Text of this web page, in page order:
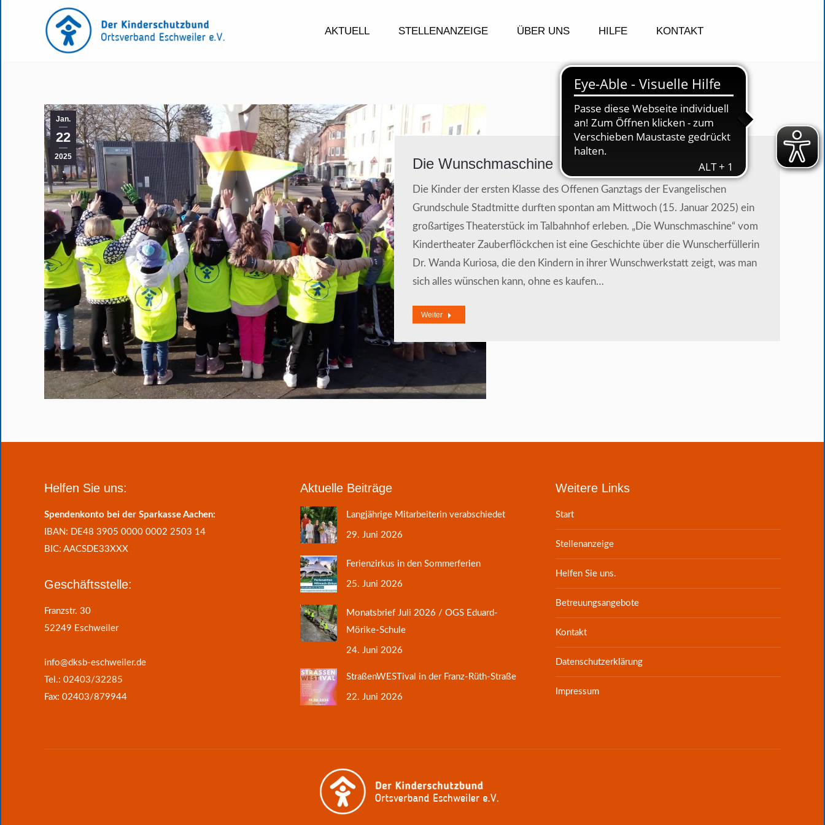
AKTUELL STELLENANZEIGE ÜBER UNS HILFE KONTAKT
Jan.
22
2025 Die Wunschmaschine
Die Kinder der ersten Klasse des Offenen Ganztags der Evangelischen
Grundschule Stadtmitte durften spontan am Mittwoch (15. Januar 2025) ein
großartiges Theaterstück im Talbahnhof erleben. „Die Wunschmaschine“ vom
Kindertheater Zauberflöckchen ist eine Geschichte über die Wunscherfüllerin
Dr. Wanda Kuriosa, die den Kindern in ihrer Wunschwerkstatt zeigt, was man
sich alles wünschen kann, ohne es kaufen…
Weiter
Helfen Sie uns:
Spendenkonto bei der Sparkasse Aachen:
IBAN: DE48 3905 0000 0002 2503 14
BIC: AACSDE33XXX
Geschäftsstelle:
Franzstr. 30
52249 Eschweiler
info@dksb-eschweiler.de
Tel.: 02403/32285
Fax: 02403/879944
Aktuelle Beiträge
Langjährige Mitarbeiterin verabschiedet
29. Juni 2026
Ferienzirkus in den Sommerferien
25. Juni 2026
Monatsbrief Juli 2026 / OGS Eduard-
Mörike-Schule
24. Juni 2026
StraßenWESTival in der Franz-Rüth-Straße
22. Juni 2026
Weitere Links
Start
Stellenanzeige
Helfen Sie uns.
Betreuungsangebote
Kontakt
Datenschutzerklärung
Impressum